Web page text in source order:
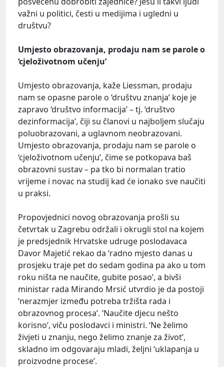
važni u politici, česti u medijima i ugledni u
društvu?
Umjesto obrazovanja, prodaju nam se parole o
‘cjeloživotnom učenju’
Umjesto obrazovanja, kaže Liessman, prodaju
nam se opasne parole o ‘društvu znanja’ koje je
zapravo ‘društvo informacija’ – tj. ‘društvo
dezinformacija’, čiji su članovi u najboljem slučaju
poluobrazovani, a uglavnom neobrazovani.
Umjesto obrazovanja, prodaju nam se parole o
‘cjeloživotnom učenju’, čime se potkopava baš
obrazovni sustav – pa tko bi normalan tratio
vrijeme i novac na studij kad će ionako sve naučiti
u praksi.
Propovjednici novog obrazovanja prošli su
četvrtak u Zagrebu održali i okrugli stol na kojem
je predsjednik Hrvatske udruge poslodavaca
Davor Majetić rekao da ‘radno mjesto danas u
prosjeku traje pet do sedam godina pa ako u tom
roku ništa ne naučite, gubite posao’, a bivši
ministar rada Mirando Mrsić utvrdio je da postoji
‘nerazmjer između potreba tržišta rada i
obrazovnog procesa’. ‘Naučite djecu nešto
korisno’, viču poslodavci i ministri. ‘Ne želimo
živjeti u znanju, nego želimo znanje za život’,
skladno im odgovaraju mladi, željni ‘uklapanja u
proizvodne procese’.